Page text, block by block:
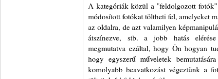
A kategóriák közül a "feldolgozott
módosított fotókat töltheti fel, amelyeket
az oldalra, de azt valamilyen
átszínezve, stb. a jobb hatás
megmutatva ezáltal, hogy Ön hogyan
hogy egyszerű műveletek
komolyabb beavatkozást végeztünk a